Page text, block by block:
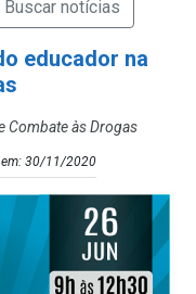
educador na
Combate às Drogas
30/11/2020